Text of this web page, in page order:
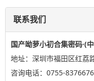
联系我们
国产呦萝小初合集密码·(
地址：深圳市福田区红荔
咨询电话：0755-